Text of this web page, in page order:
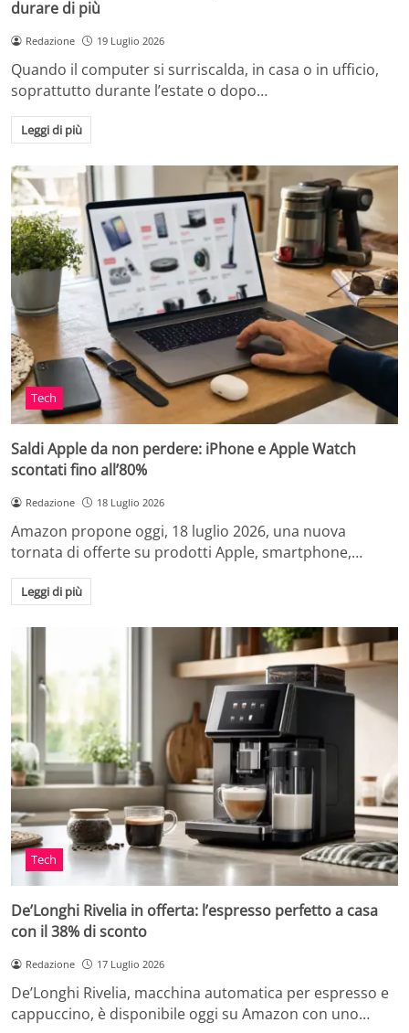
durare di più
Redazione 19 Luglio 2026
Quando il computer si surriscalda, in casa o in ufficio,
soprattutto durante l’estate o dopo…
Leggi di più
Tech
Saldi Apple da non perdere: iPhone e Apple Watch
scontati fino all’80%
Redazione 18 Luglio 2026
Amazon propone oggi, 18 luglio 2026, una nuova
tornata di offerte su prodotti Apple, smartphone,…
Leggi di più
Tech
De’Longhi Rivelia in offerta: l’espresso perfetto a casa
con il 38% di sconto
Redazione 17 Luglio 2026
De’Longhi Rivelia, macchina automatica per espresso e
cappuccino, è disponibile oggi su Amazon con uno…